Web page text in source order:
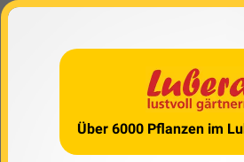
Über 6000 Pflanzen im